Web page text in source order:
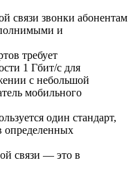
связи звонки абонентам
и
требует
1 Гбит/с для
с небольшой
мобильного
один стандарт,
определенных
связи — это в